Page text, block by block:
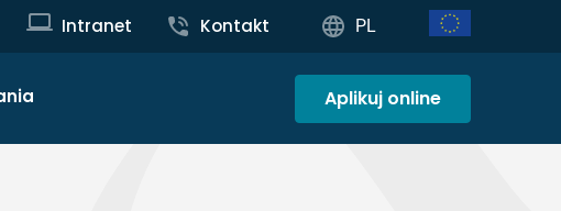
Intranet Kontakt PL
Aplikuj online